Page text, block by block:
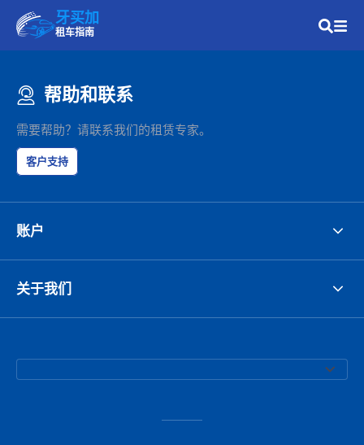
牙买加
租车指南
帮助和联系
需要帮助？请联系我们的租赁专家。
客户支持
账户
关于我们